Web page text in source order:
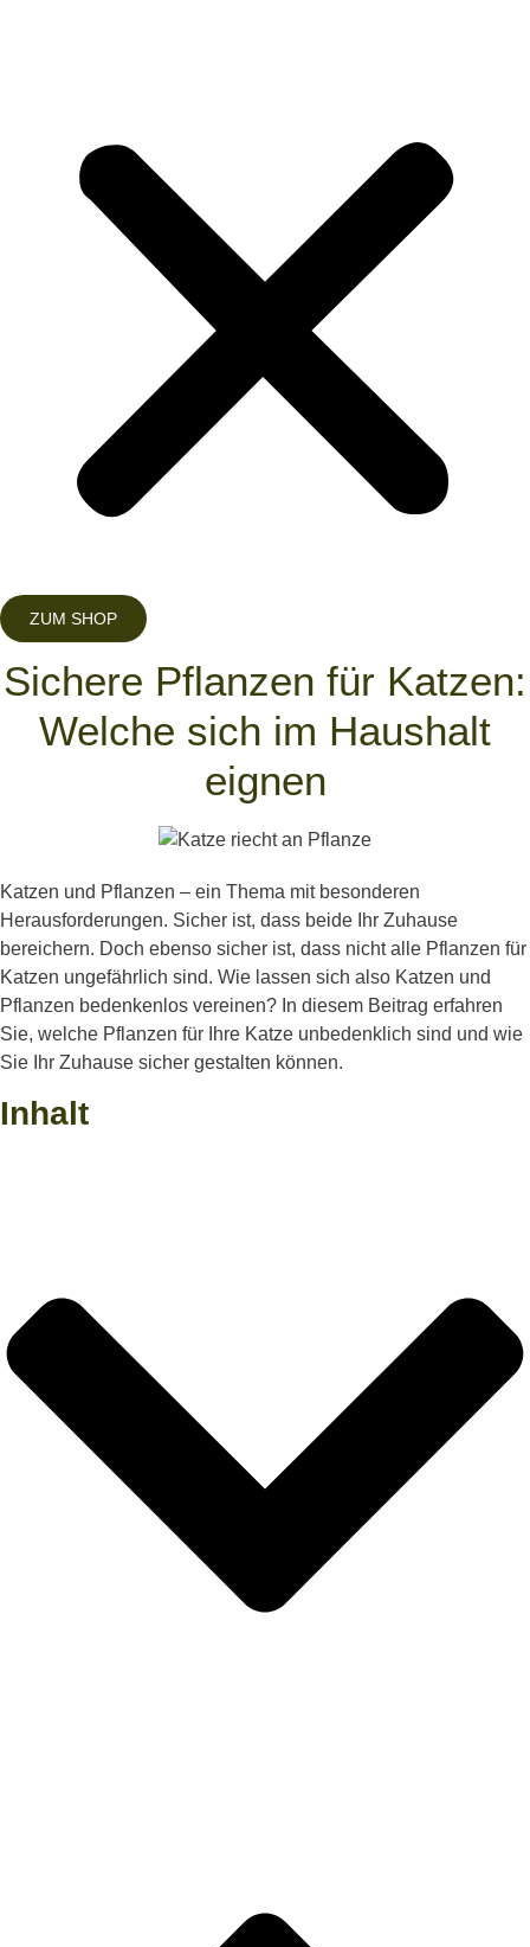
ZUM SHOP
Sichere Pflanzen für Katzen:
Welche sich im Haushalt
eignen
Katzen und Pflanzen – ein Thema mit besonderen
Herausforderungen. Sicher ist, dass beide Ihr Zuhause
bereichern. Doch ebenso sicher ist, dass nicht alle Pflanzen für
Katzen ungefährlich sind. Wie lassen sich also Katzen und
Pflanzen bedenkenlos vereinen? In diesem Beitrag erfahren
Sie, welche Pflanzen für Ihre Katze unbedenklich sind und wie
Sie Ihr Zuhause sicher gestalten können.
Inhalt